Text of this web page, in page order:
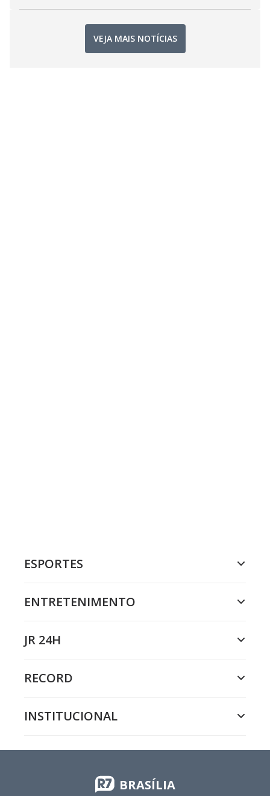
VEJA MAIS NOTÍCIAS
ESPORTES
ENTRETENIMENTO
JR 24H
RECORD
INSTITUCIONAL
BRASÍLIA